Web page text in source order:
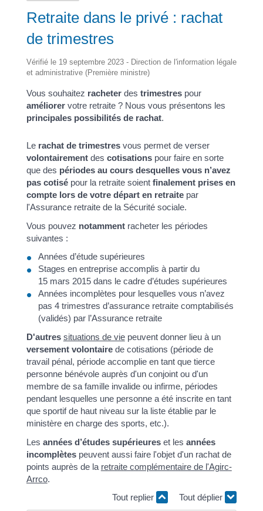
Retraite dans le privé : rachat
de trimestres
Vérifié le 19 septembre 2023 - Direction de l'information légale
et administrative (Première ministre)
Vous souhaitez racheterdes trimestrespour
améliorervotre retraite ? Nous vous présentons les
principales possibilités de rachat.
Le rachat de trimestresvous permet de verser
volontairement des cotisationspour faire en sorte
que des périodes au cours desquelles vous n’avez
pas cotisépour la retraite soient finalement prises en
compte lors de votre départ en retraitepar
l'Assurance retraite de la Sécurité sociale.
Vous pouvez notammentracheter les périodes
suivantes :
Années d’étude supérieures
Stages en entreprise accomplis à partir du
15 mars 2015 dans le cadre d’études supérieures
Années incomplètes pour lesquelles vous n’avez
pas 4 trimestres d’assurance retraite comptabilisés
(validés) par l’Assurance retraite
D'autres situations de viepeuvent donner lieu à un
versement volontairede cotisations (période de
travail pénal, période accomplie en tant que tierce
personne bénévole auprès d'un conjoint ou d'un
membre de sa famille invalide ou infirme, périodes
pendant lesquelles une personne a été inscrite en tant
que sportif de haut niveau sur la liste établie par le
ministère en charge des sports, etc.).
Les années d’études supérieureset les années
incomplètespeuvent aussi faire l'objet d'un rachat de
points auprès de la retraite complémentaire de l'Agirc-
Arrco.
Tout replier
Tout déplier